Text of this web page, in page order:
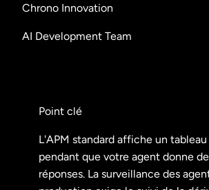
Chrono Innovation
AI Development Team
Point clé
L'APM standard affiche un
pendant que votre agent donne
réponses. La surveillance des